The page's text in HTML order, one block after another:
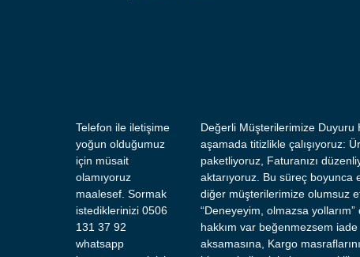
Telefon ile iletişime
yoğun olduğumuz
için müsait
olamıyoruz
maalesef. Sormak
istediklerinizi 0506
131 37 92
whatsapp
Değerli Müşterilerimize
aşamada titizlikle çalışıyoruz:
paketliyoruz, Faturanızı
aktarıyoruz. Bu süreç boyunca
diğer müşterilerimize olumsuz
“Deneyeyim, olmazsa
hakkım var beğenmezsem
aksamasına, Kargo